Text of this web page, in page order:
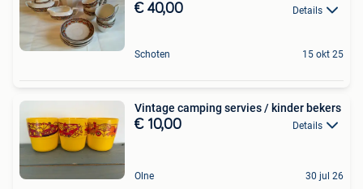
€ 40,00 Details
Schoten 15 okt 25
Vintage camping servies / kinder bekers
€ 10,00 Details
Olne 30 jul 26